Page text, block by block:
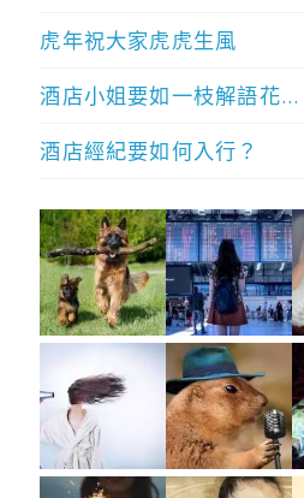
虎年祝大家虎虎生風
酒店小姐要如一枝解語花…
酒店經紀要如何入行？